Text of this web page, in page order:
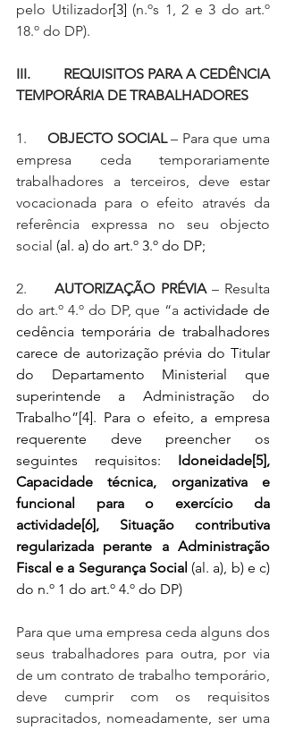
pelo Utilizador[3] (n.ºs 1, 2 e 3 do art.º
18.º do DP).
III.         REQUISITOS PARA A CEDÊNCIA
TEMPORÁRIA DE TRABALHADORES
1. OBJECTO SOCIAL – Para que uma
empresa ceda temporariamente
trabalhadores a terceiros, deve estar
vocacionada para o efeito através da
referência expressa no seu objecto
social (al. a) do art.º 3.º do DP;
2. AUTORIZAÇÃO PRÉVIA – Resulta
do art.º 4.º do DP, que “a actividade de
cedência temporária de trabalhadores
carece de autorização prévia do Titular
do Departamento Ministerial que
superintende a Administração do
Trabalho”[4]. Para o efeito, a empresa
requerente deve preencher os
seguintes requisitos: Idoneidade[5],
Capacidade técnica, organizativa e
funcional para o exercício da
actividade[6], Situação contributiva
regularizada perante a Administração
Fiscal e a Segurança Social (al. a), b) e c)
do n.º 1 do art.º 4.º do DP)
Para que uma empresa ceda alguns dos
seus trabalhadores para outra, por via
de um contrato de trabalho temporário,
deve cumprir com os requisitos
supracitados, nomeadamente, ser uma